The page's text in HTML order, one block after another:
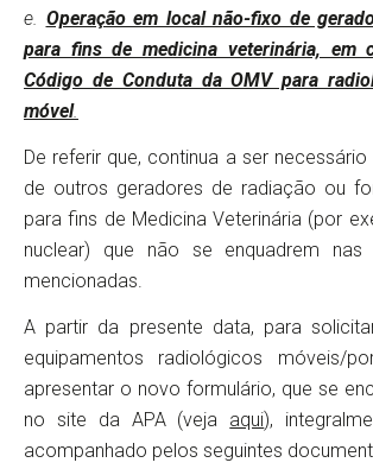
e. Operação em local não-fixo de
para fins de medicina veterinária, em
Código de Conduta da OMV para
móvel.
De referir que, continua a ser
de outros geradores de radiação ou
para fins de Medicina Veterinária (por
nuclear) que não se enquadrem nas
mencionadas.
A partir da presente data, para
equipamentos radiológicos móveis/
apresentar o novo formulário, que se
no site da APA (veja aqui),
acompanhado pelos seguintes